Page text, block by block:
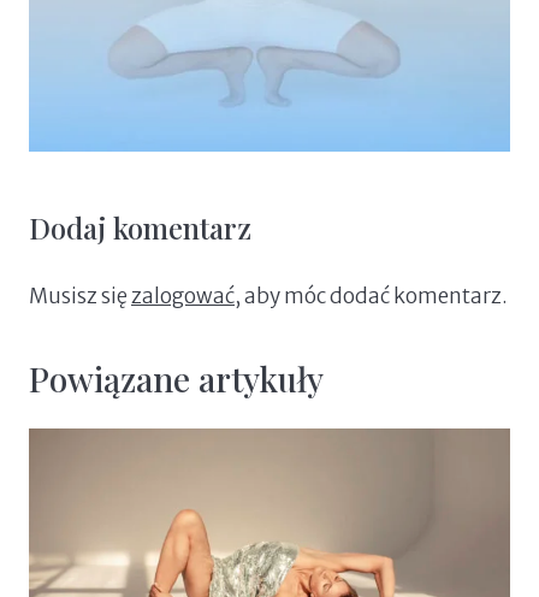
Dodaj komentarz
Musisz sięzalogować, aby móc dodać komentarz.
Powiązane artykuły